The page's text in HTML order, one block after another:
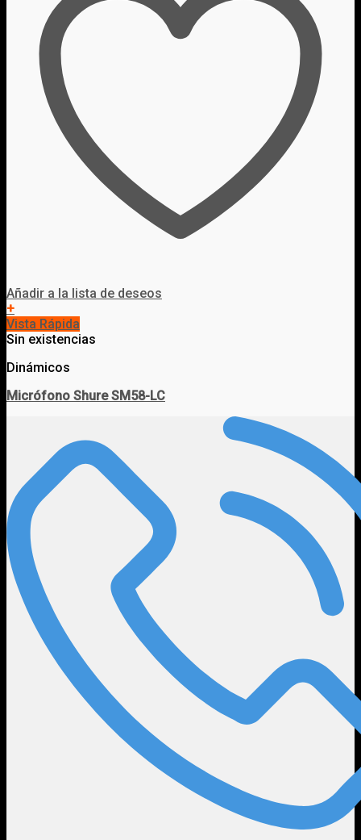
Añadir a la lista de deseos
+
Vista Rápida
Sin existencias
Dinámicos
Micrófono Shure SM58-LC